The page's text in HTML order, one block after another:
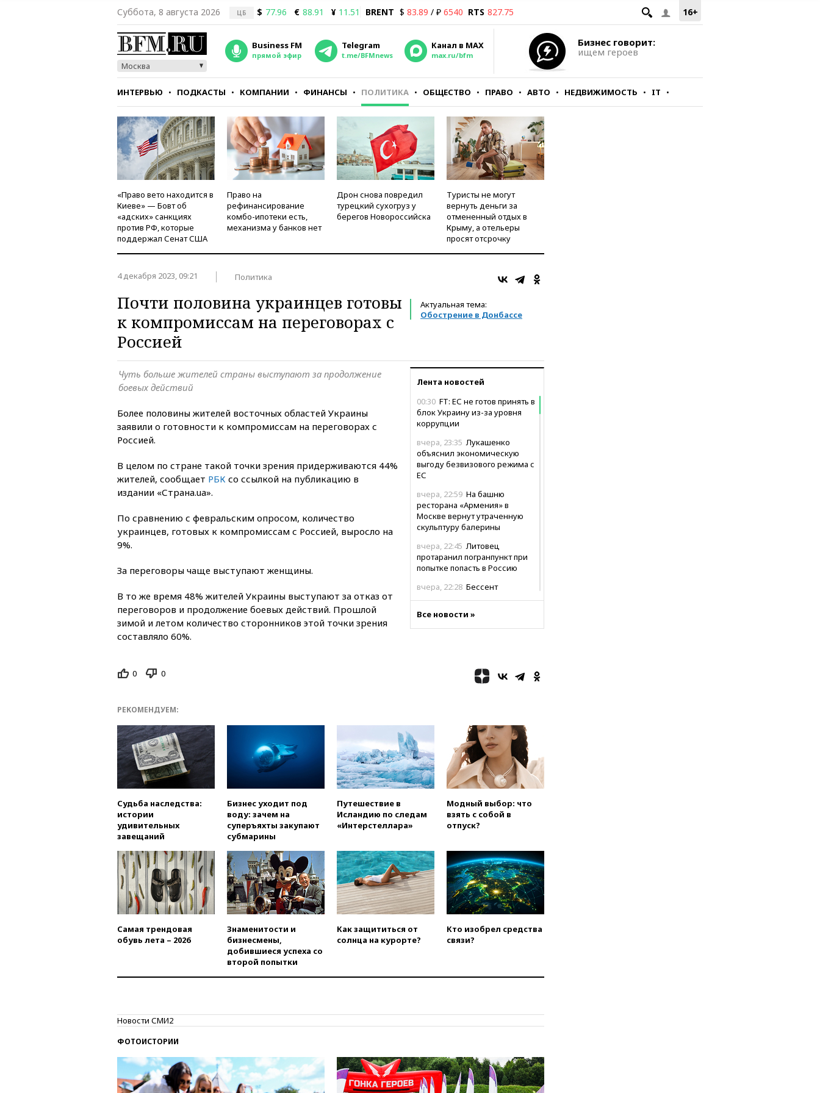
16+
Суббота, 8 августа 2026 ЦБ $ 77.96 € 88.91 ¥ 11.51 BRENT $ 83.89 / ₽ 6540 RTS 827.75
Москва
Business FM
прямой эфир
Telegram
t.me/BFMnews
Канал в MAX
max.ru/bfm
Бизнес говорит:
ищем героев
ИНТЕРВЬЮ ПОДКАСТЫ КОМПАНИИ ФИНАНСЫ ПОЛИТИКА ОБЩЕСТВО ПРАВО АВТО НЕДВИЖИМОСТЬ IT
СТИЛЬ ТЕСТЫ
«Право вето находится в
Киеве» — Бовт об
«адских» санкциях
против РФ, которые
поддержал Сенат США
Право на
рефинансирование
комбо-ипотеки есть,
механизма у банков нет
Дрон снова повредил
турецкий сухогруз у
берегов Новороссийска
Туристы не могут
вернуть деньги за
отмененный отдых в
Крыму, а отельеры
просят отсрочку
4 декабря 2023, 09:21 Политика
Актуальная тема:
Обострение в Донбассе
Почти половина украинцев готовы
к компромиссам на переговорах с
Россией
Лента новостей
00:30 FT: ЕС не готов принять в
блок Украину из-за уровня
коррупции
вчера, 23:35 Лукашенко
объяснил экономическую
выгоду безвизового режима с
ЕС
вчера, 22:59 На башню
ресторана «Армения» в
Москве вернут утраченную
скульптуру балерины
вчера, 22:45 Литовец
протаранил погранпункт при
попытке попасть в Россию
вчера, 22:28 Бессент
огня США и Ирана
Путин поручил
The Atlantic: Маск
отказал Украине в
использовании Starlink для
атак вглубь РФ
вчера, 21:35После пожара на
уголовное дело
вчера, 21:26Лидеры сборной
Хорватии
вчера, 21:15Пентагон
опубликовал 16 новых видео с
НЛО
вчера, 21:00На границе
Украины с Польшей скопилось
свыше 6,5 тысячи грузовиков
пройдет в 2026 году
Белгородской области
вчера, 20:30Лидию Невзорову
Все новости »
Чуть больше жителей страны выступают за продолжение
боевых действий
Более половины жителей восточных областей Украины
заявили о готовности к компромиссам на переговорах с
Россией.
В целом по стране такой точки зрения придерживаются 44%
жителей, сообщает РБК со ссылкой на публикацию в
издании «Страна.ua».
По сравнению с февральским опросом, количество
украинцев, готовых к компромиссам с Россией, выросло на
9%.
За переговоры чаще выступают женщины.
В то же время 48% жителей Украины выступают за отказ от
переговоров и продолжение боевых действий. Прошлой
зимой и летом количество сторонников этой точки зрения
составляло 60%.
0 0
РЕКОМЕНДУЕМ:
Судьба наследства:
истории
удивительных
завещаний
Бизнес уходит под
воду: зачем на
суперъяхты закупают
субмарины
Путешествие в
Исландию по следам
«Интерстеллара»
Модный выбор: что
взять с собой в
отпуск?
Самая трендовая
обувь лета – 2026
Знаменитости и
бизнесмены,
добившиеся успеха со
второй попытки
Как защититься от
солнца на курорте?
Кто изобрел средства
связи?
Новости СМИ2
ФОТОИСТОРИИ